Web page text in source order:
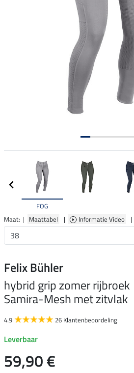
FOG
Maat: | Maattabel | Informatie Video |
Felix Bühler
hybrid grip zomer rijbroek
Samira-Mesh met zitvlak
4.9 26 Klantenbeoordeling
Leverbaar
59,90 €